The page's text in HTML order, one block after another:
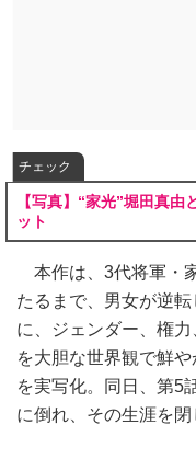
チェック
【写真】“家光”堀田真
ット
本作は、3代将軍・
たるまで、男女が逆
に、ジェンダー、権
を大胆な世界観で鮮
を実写化。同日、第5
に倒れ、その生涯を閉